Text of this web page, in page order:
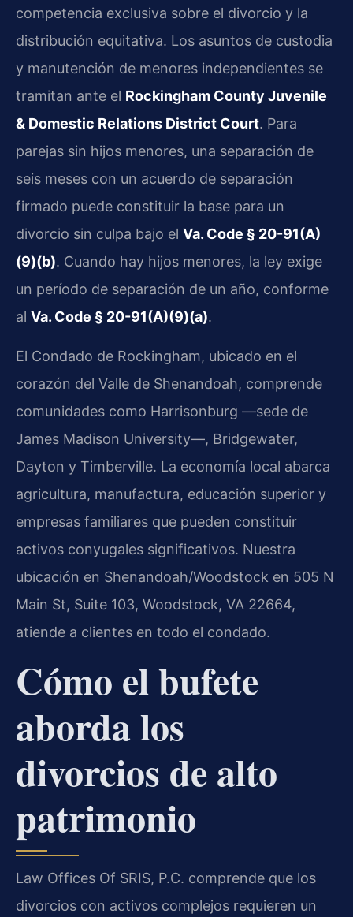
competencia exclusiva sobre el divorcio y la
distribución equitativa. Los asuntos de custodia
y manutención de menores independientes se
tramitan ante el Rockingham County Juvenile
& Domestic Relations District Court. Para
parejas sin hijos menores, una separación de
seis meses con un acuerdo de separación
firmado puede constituir la base para un
divorcio sin culpa bajo el Va. Code § 20-91(A)
(9)(b). Cuando hay hijos menores, la ley exige
un período de separación de un año, conforme
al Va. Code § 20-91(A)(9)(a).
El Condado de Rockingham, ubicado en el
corazón del Valle de Shenandoah, comprende
comunidades como Harrisonburg —sede de
James Madison University—, Bridgewater,
Dayton y Timberville. La economía local abarca
agricultura, manufactura, educación superior y
empresas familiares que pueden constituir
activos conyugales significativos. Nuestra
ubicación en Shenandoah/Woodstock en 505 N
Main St, Suite 103, Woodstock, VA 22664,
atiende a clientes en todo el condado.
Cómo el bufete
aborda los
divorcios de alto
patrimonio
Law Offices Of SRIS, P.C. comprende que los
divorcios con activos complejos requieren un